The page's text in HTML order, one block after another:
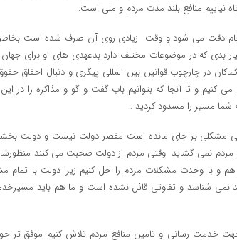
نیاییم منافع بلند مدت مردم و ملی است.
دقت می شود و وقت زیادی روی آن صرف شده است
بدی که در موضوعات مختلف دارد بدعهدی های او برای
در چارچوب قوانین بین المللی پیگری و دنبال احقاق
کنیم و تا آنجا که بتوانیم باب گفت و گو و مذاکره را در
شما مسیر را مسدود کردید .
مشکلی بر جای مانده است مقصر دولت نیست و دولت
مردم نمی گشاید وقتی مردم از دولت صحبت می کنند
هم و با وحدت مشکلات مردم را حل کنیم زیرا دولت با تمام
شناسد و تفاوتی قائل نشده است و ما هم باید
خدمت رسانی و تامین منافع مردم تلاش کنیم موفق تر